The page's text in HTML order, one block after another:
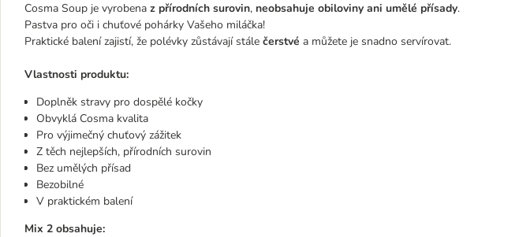
Cosma Soup je vyrobena z přírodních surovin, neobsahuje obiloviny ani umělé přísady.
Pastva pro oči i chuťové pohárky Vašeho miláčka!
Praktické balení zajistí, že polévky zůstávají stále čerstvé a můžete je snadno servírovat.
Vlastnosti produktu:
Doplněk stravy pro dospělé kočky
Obvyklá Cosma kvalita
Pro výjimečný chuťový zážitek
Z těch nejlepších, přírodních surovin
Bez umělých přísad
Bezobilné
V praktickém balení
Mix 2 obsahuje: